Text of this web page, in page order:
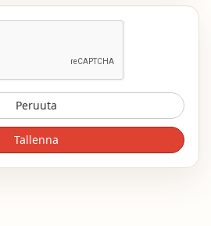
Peruuta
Tallenna